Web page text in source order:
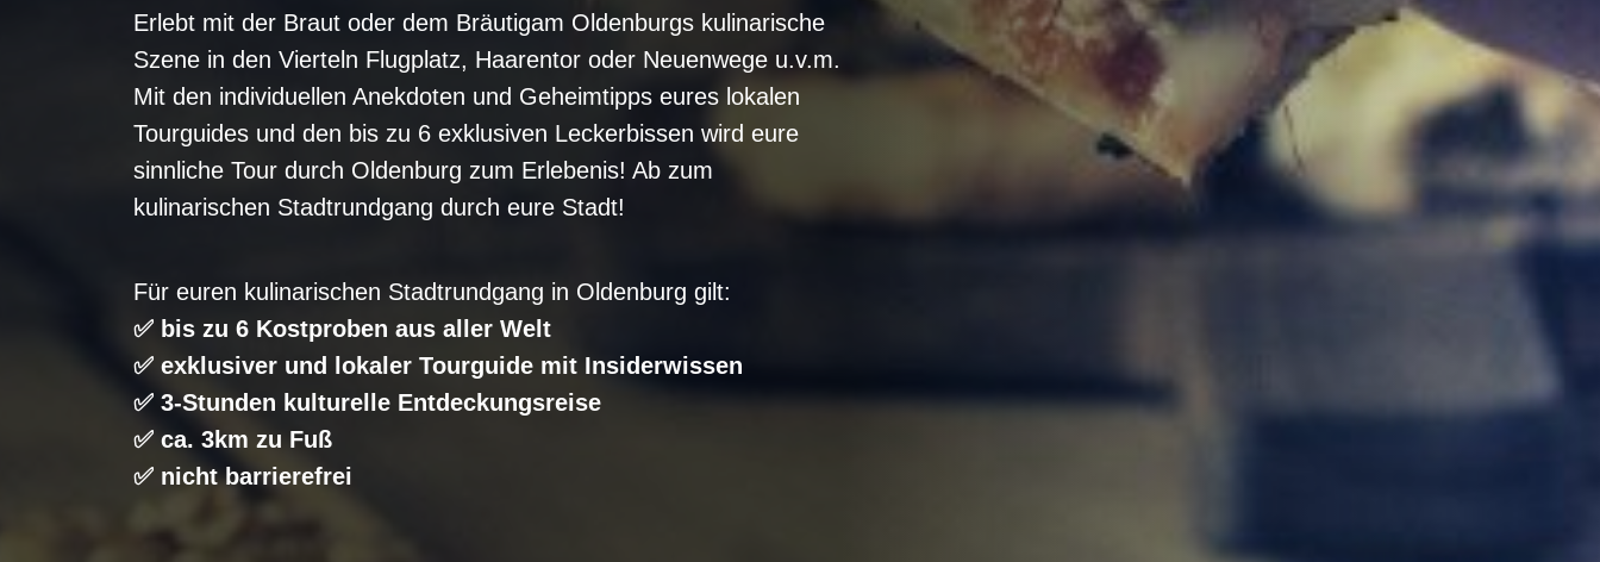
Erlebt mit der Braut oder dem Bräutigam Oldenburgs kulinarische
Szene in den Vierteln Flugplatz, Haarentor oder Neuenwege u.v.m.
Mit den individuellen Anekdoten und Geheimtipps eures lokalen
Tourguides und den bis zu 6 exklusiven Leckerbissen wird eure
sinnliche Tour durch Oldenburg zum Erlebenis! Ab zum
kulinarischen Stadtrundgang durch eure Stadt!
Für euren kulinarischen Stadtrundgang in Oldenburg gilt:
✅ bis zu 6 Kostproben aus aller Welt
✅ exklusiver und lokaler Tourguide mit Insiderwissen
✅ 3-Stunden kulturelle Entdeckungsreise
✅ ca. 3km zu Fuß
✅ nicht barrierefrei